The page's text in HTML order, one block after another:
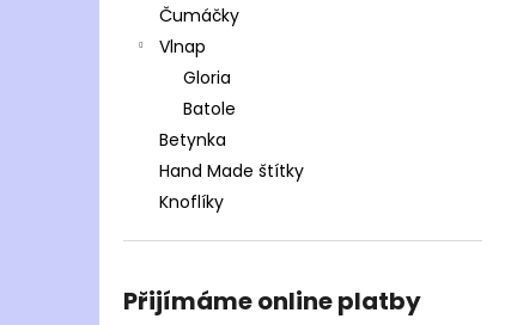
Čumáčky
Vlnap
Gloria
Batole
Betynka
Hand Made štítky
Knoflíky
Přijímáme online platby